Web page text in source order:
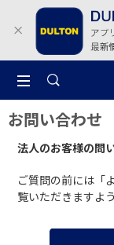
お問い合わせ
法人のお客様の問
ご質問の前には「
覧いただきますよ